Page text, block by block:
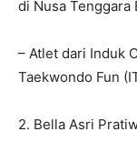
di Nusa Tenggara
– Atlet dari Induk
Taekwondo Fun
2. Bella Asri